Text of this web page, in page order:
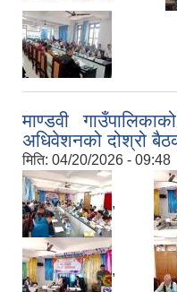
माण्डवी
अधिवेशनको दोश्रो
मिति: 04/20/2026 - 09:48
,
,